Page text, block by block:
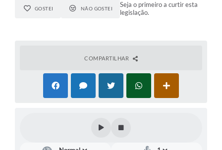
GOSTEI NÃO GOSTEI
Seja o primeiro a curtir esta
legislação.
COMPARTILHAR